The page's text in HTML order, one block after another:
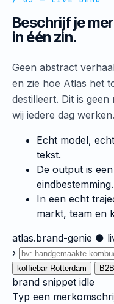
Beschrijf je
in één zin.
Geen abstract
en zie hoe Atlas het
destilleert. Dit is
wij iedere dag werken.
Echt model,
tekst.
De output is
eindbestemming.
In een echt
markt, team en
atlas.brand-genie ●
›
koffiebar Rotterdam
brand snippet idle
Typ een